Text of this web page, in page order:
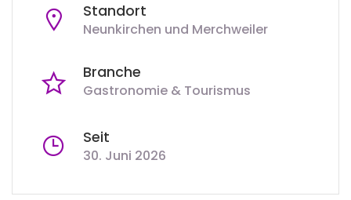
Standort
Neunkirchen und Merchweiler
Branche
Gastronomie & Tourismus
Seit
30. Juni 2026